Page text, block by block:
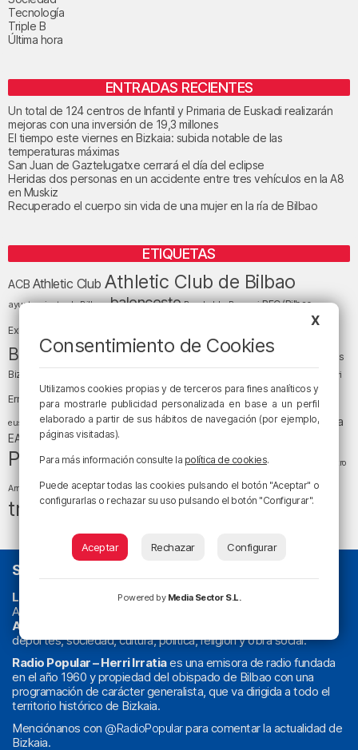
Tecnología
Triple B
Última hora
ENTRADAS RECIENTES
Un total de 124 centros de Infantil y Primaria de Euskadi realizarán
mejoras con una inversión de 19,3 millones
El tiempo este viernes en Bizkaia: subida notable de las
temperaturas máximas
San Juan de Gaztelugatxe cerrará el día del eclipse
Heridas dos personas en un accidente entre tres vehículos en la A8
en Muskiz
Recuperado el cuerpo sin vida de una mujer en la ría de Bilbao
ETIQUETAS
ACB Athletic Club Athletic Club de Bilbao
ayuntamiento de Bilbao baloncesto Barakaldo Basauri BEC (Bilbao
Exhibition Center) Bizkaia
Bizkaia y sus comarcas Copa del Rey cultura
Cáritas
Bizkaia
Diócesis de Bilbao el tiempo Enkarterri
Ernesto Valverde Ertzaintza Euskadi (País Vasco)
euskera fiestas fútbol Gobierno vasco juanma jubera LaLiga LaLiga
EA Sports Liga Endesa
Política religión San Mamés sociedadsucesos Teatro
Arriaga tiempotiempo atmosféricotráfico
tráfico en Bizkaia
SOBRE NOSOTROS
La radio sin cadenas. Desde 1960 haciendo radio en Bilbao.
Actualidad y
Athletic
deportes, sociedad, cultura, política, religión y obra social.
Radio Popular – Herri Irratiaes una emisora de radio fundada
en el año 1960 y propiedad del obispado de Bilbao con una
programación de carácter generalista, que va dirigida a todo el
territorio histórico de Bizkaia.
Menciónanos con @RadioPopularpara comentar la actualidad de
Bizkaia.
X
Consentimiento de Cookies
Utilizamos cookies propias y de terceros para fines analíticos y
para mostrarle publicidad personalizada en base a un perfil
elaborado a partir de sus hábitos de navegación (por ejemplo,
páginas visitadas).
Para más información consulte la política de cookies.
Puede aceptar todas las cookies pulsando el botón "Aceptar" o
configurarlas o rechazar su uso pulsando el botón "Configurar".
Aceptar Rechazar Configurar
Powered by Media Sector S.L.